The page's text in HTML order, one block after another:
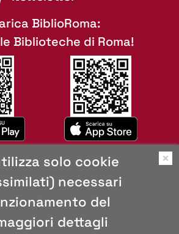
BiblioRoma:
Biblioteche di Roma!
consigliati
solo cookie
necessari
del
dettagli